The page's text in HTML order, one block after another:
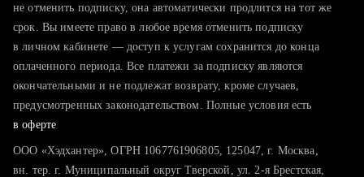
не отменить подписку, она автоматически продлится на тот же
срок. Вы имеете право в любое время отменить подписку
в личном кабинете — доступ к услугам сохранится до конца
оплаченного периода. Все платежи за подписку являются
окончательными и не подлежат возврату, кроме случаев,
предусмотренных законодательством. Полные условия есть
в оферте
ООО «Хэдхантер», ОГРН 1067761906805, 125047, г. Москва,
вн. тер. г. Муниципальный округ Тверской, ул. 2-я Брестская,